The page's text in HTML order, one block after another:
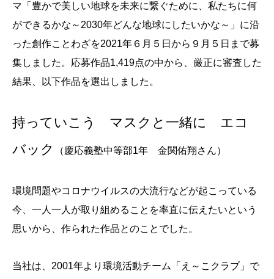
マ「豊かで美しい地球を未来に繋ぐために、私たちに何
ができるかな～2030年どんな地球にしたいかな～」に沿
った創作ことわざを2021年６月５日から９月５日まで募
集しました。応募作品1,419点の中から、厳正に審査した
結果、以下作品を選出しました。
持っていこう マスクと一緒に エコ
バック
（慶応義塾中等部1年 金関佑翔さん）
環境問題やコロナウイルスの大流行などが起こっている
今、一人一人が取り組めることを率直に伝えたいという
思いから、作られた作品とのことでした。
当社は、2001年より環境活動チーム「え～こクラブ」で